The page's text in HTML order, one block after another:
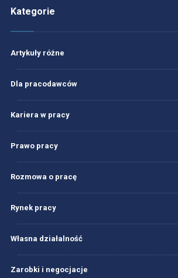
Kategorie
Artykuły różne
Dla pracodawców
Kariera w pracy
Prawo pracy
Rozmowa o pracę
Rynek pracy
Własna działalność
Zarobki i negocjacje